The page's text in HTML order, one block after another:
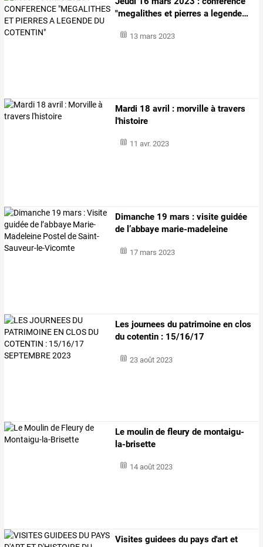
"megalithes et pierres a legende…
13 mars 2023
Mardi 18 avril : morville à travers
l'histoire
11 avr. 2023
Dimanche 19 mars : visite guidée
de l’abbaye marie-madeleine
17 mars 2023
Les journees du patrimoine en clos
du cotentin : 15/16/17
23 août 2023
Le moulin de fleury de montaigu-
la-brisette
14 août 2023
Visites guidees du pays d'art et